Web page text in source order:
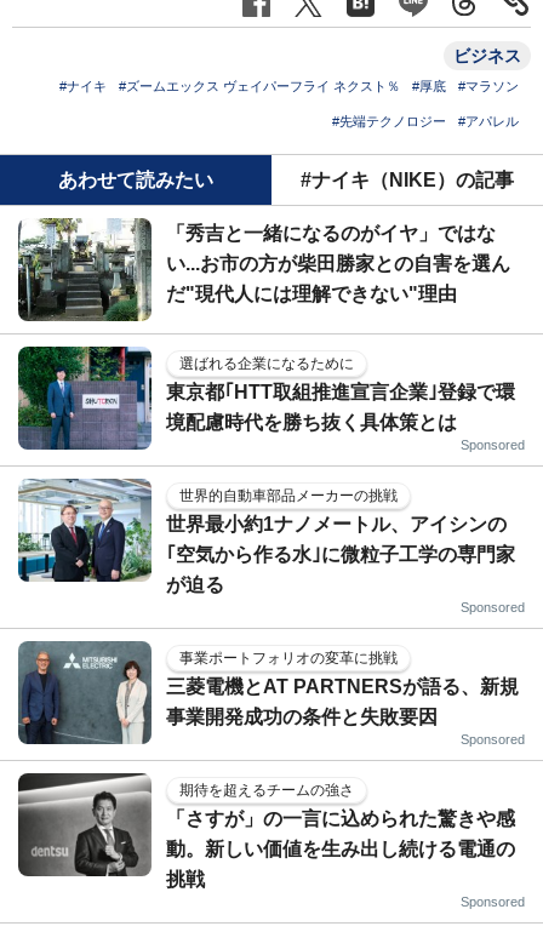
ビジネス
#ナイキ #ズームエックス ヴェイパーフライ ネクスト％ #厚底 #マラソン
#先端テクノロジー #アパレル
あわせて読みたい #ナイキ（NIKE）の記事
「秀吉と一緒になるのがイヤ」ではな
い...お市の方が柴田勝家との自害を選ん
だ"現代人には理解できない"理由
選ばれる企業になるために
東京都｢HTT取組推進宣言企業｣登録で環
境配慮時代を勝ち抜く具体策とは
Sponsored
世界的自動車部品メーカーの挑戦
世界最小約1ナノメートル、アイシンの
｢空気から作る水｣に微粒子工学の専門家
が迫る
Sponsored
事業ポートフォリオの変革に挑戦
三菱電機とAT PARTNERSが語る、新規
事業開発成功の条件と失敗要因
Sponsored
期待を超えるチームの強さ
「さすが」の一言に込められた驚きや感
動。新しい価値を生み出し続ける電通の
挑戦
Sponsored